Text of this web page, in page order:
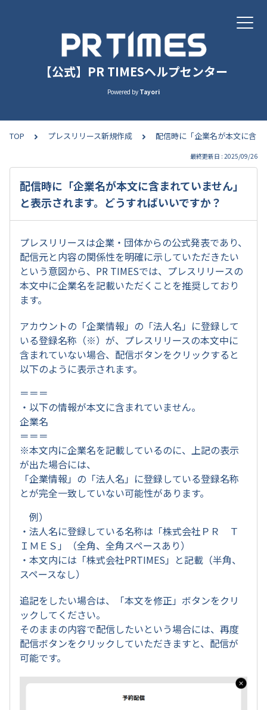
【公式】PR TIMESヘルプセンター
Powered by Tayori
TOP プレスリリース新規作成 配信時に「企業名が本文に含
最終更新日 : 2025/09/26
配信時に「企業名が本文に含まれていません」
と表示されます。どうすればいいですか？
プレスリリースは企業・団体からの公式発表であり、
配信元と内容の関係性を明確に示していただきたい
という意図から、PR TIMESでは、プレスリリースの
本文中に企業名を記載いただくことを推奨しており
ます。
アカウントの「企業情報」の「法人名」に登録して
いる登録名称（※）が、プレスリリースの本文中に
含まれていない場合、配信ボタンをクリックすると
以下のように表示されます。
＝＝＝
・以下の情報が本文に含まれていません。
企業名
＝＝＝
※本文内に企業名を記載しているのに、上記の表示
が出た場合には、
「企業情報」の「法人名」に登録している登録名称
とが完全一致していない可能性があります。
例）
・法人名に登録している名称は「株式会社ＰＲ Ｔ
ＩＭＥＳ」（全角、全角スペースあり）
・本文内には「株式会社PRTIMES」と記載（半角、
スペースなし）
追記をしたい場合は、「本文を修正」ボタンをクリ
ックしてください。
そのままの内容で配信したいという場合には、再度
配信ボタンをクリックしていただきますと、配信が
可能です。